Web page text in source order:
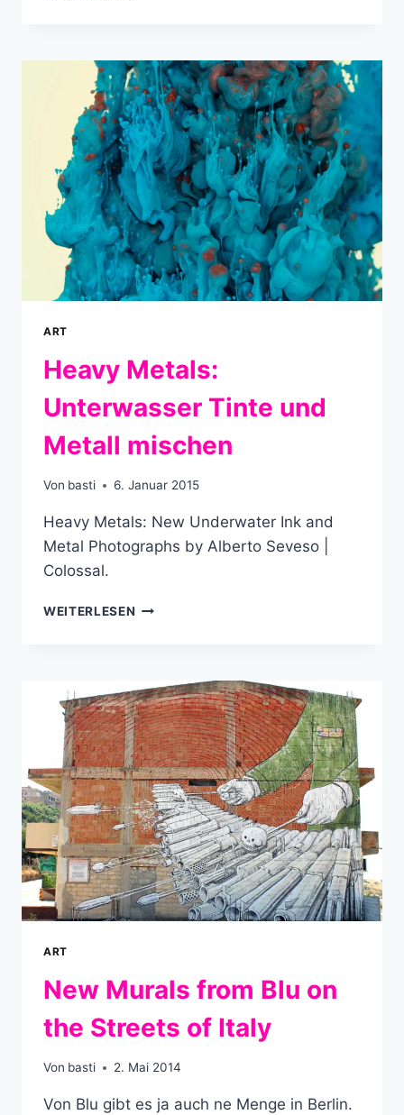
ART
Heavy Metals:
Unterwasser Tinte und
Metall mischen
Von basti 6. Januar 2015
Heavy Metals: New Underwater Ink and
Metal Photographs by Alberto Seveso |
Colossal.
WEITERLESEN HEAVY
METALL
MISCHEN
ART
New Murals from Blu on
the Streets of Italy
Von basti 2. Mai 2014
Von Blu gibt es ja auch ne Menge in Berlin.